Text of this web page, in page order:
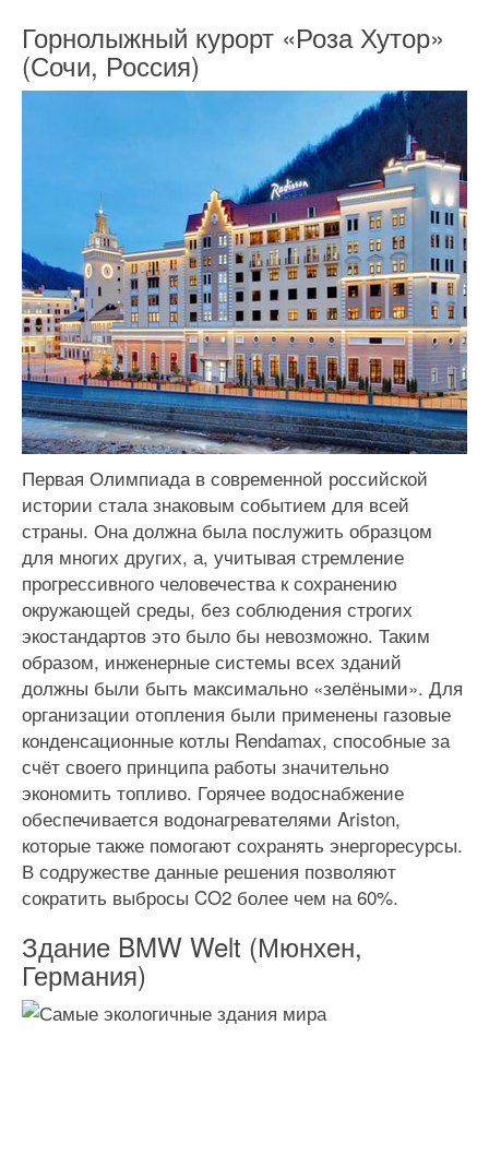
Горнолыжный курорт «Роза Хутор»
(Сочи, Россия)
Первая Олимпиада в современной российской
истории стала знаковым событием для всей
страны. Она должна была послужить образцом
для многих других, а, учитывая стремление
прогрессивного человечества к сохранению
окружающей среды, без соблюдения строгих
экостандартов это было бы невозможно. Таким
образом, инженерные системы всех зданий
должны были быть максимально «зелёными». Для
организации отопления были применены газовые
конденсационные котлы Rendamax, способные за
счёт своего принципа работы значительно
экономить топливо. Горячее водоснабжение
обеспечивается водонагревателями Ariston,
которые также помогают сохранять энергоресурсы.
В содружестве данные решения позволяют
сократить выбросы CO2 более чем на 60%.
Здание BMW Welt (Мюнхен,
Германия)